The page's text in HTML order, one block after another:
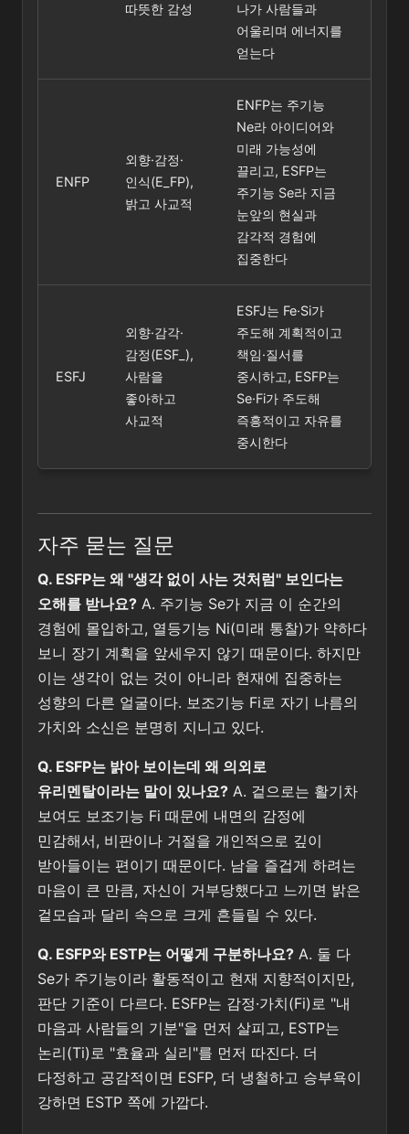
따뜻한 감성
나가 사람들과
어울리며 에너지를
얻는다
ENFP
외향·감정·
인식(E_FP),
밝고 사교적
ENFP는 주기능
Ne라 아이디어와
미래 가능성에
끌리고, ESFP는
주기능 Se라 지금
눈앞의 현실과
감각적 경험에
집중한다
ESFJ
외향·감각·
감정(ESF_),
사람을
좋아하고
사교적
ESFJ는 Fe·Si가
주도해 계획적이고
책임·질서를
중시하고, ESFP는
Se·Fi가 주도해
즉흥적이고 자유를
중시한다
자주 묻는 질문
Q. ESFP는 왜 "생각 없이 사는 것처럼" 보인다는
오해를 받나요? A. 주기능 Se가 지금 이 순간의
경험에 몰입하고, 열등기능 Ni(미래 통찰)가 약하다
보니 장기 계획을 앞세우지 않기 때문이다. 하지만
이는 생각이 없는 것이 아니라 현재에 집중하는
성향의 다른 얼굴이다. 보조기능 Fi로 자기 나름의
가치와 소신은 분명히 지니고 있다.
Q. ESFP는 밝아 보이는데 왜 의외로
유리멘탈이라는 말이 있나요? A. 겉으로는 활기차
보여도 보조기능 Fi 때문에 내면의 감정에
민감해서, 비판이나 거절을 개인적으로 깊이
받아들이는 편이기 때문이다. 남을 즐겁게 하려는
마음이 큰 만큼, 자신이 거부당했다고 느끼면 밝은
겉모습과 달리 속으로 크게 흔들릴 수 있다.
Q. ESFP와 ESTP는 어떻게 구분하나요? A. 둘 다
Se가 주기능이라 활동적이고 현재 지향적이지만,
판단 기준이 다르다. ESFP는 감정·가치(Fi)로 "내
마음과 사람들의 기분"을 먼저 살피고, ESTP는
논리(Ti)로 "효율과 실리"를 먼저 따진다. 더
다정하고 공감적이면 ESFP, 더 냉철하고 승부욕이
강하면 ESTP 쪽에 가깝다.